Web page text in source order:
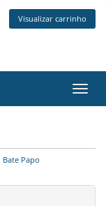
Visualizar carrinho
Bate Papo